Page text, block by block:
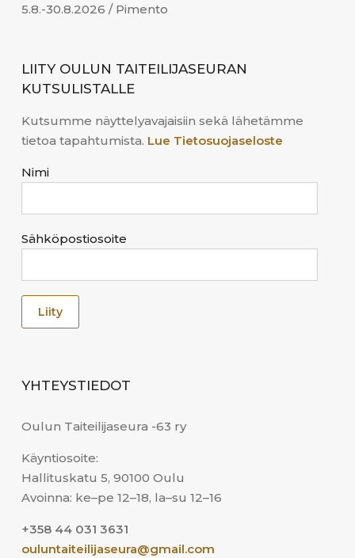
5.8.-30.8.2026 / Pimento
LIITY OULUN TAITEILIJASEURAN
KUTSULISTALLE
Kutsumme näyttelyavajaisiin sekä lähetämme
tietoa tapahtumista. Lue Tietosuojaseloste
Nimi
Sähköpostiosoite
YHTEYSTIEDOT
Oulun Taiteilijaseura -63 ry
Käyntiosoite:
Hallituskatu 5, 90100 Oulu
Avoinna: ke–pe 12–18, la–su 12–16
+358 44 031 3631
ouluntaiteilijaseura@gmail.com